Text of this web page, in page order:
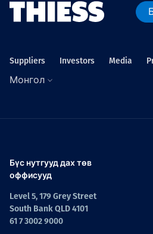
Ажилтнууд
карьерын
Мэдээ,
Suppliers Investors Media
Монгол
Бүс нутгууд дах төв
оффисууд
Level 5, 179 Grey Street
South Bank QLD 4101
61 7 3002 9000